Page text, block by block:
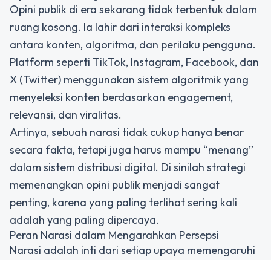
Opini publik di era sekarang tidak terbentuk dalam
ruang kosong. Ia lahir dari interaksi kompleks
antara konten, algoritma, dan perilaku pengguna.
Platform seperti TikTok, Instagram, Facebook, dan
X (Twitter) menggunakan sistem algoritmik yang
menyeleksi konten berdasarkan engagement,
relevansi, dan viralitas.
Artinya, sebuah narasi tidak cukup hanya benar
secara fakta, tetapi juga harus mampu “menang”
dalam sistem distribusi digital. Di sinilah strategi
memenangkan opini publik menjadi sangat
penting, karena yang paling terlihat sering kali
adalah yang paling dipercaya.
Peran Narasi dalam Mengarahkan Persepsi
Narasi adalah inti dari setiap upaya memengaruhi